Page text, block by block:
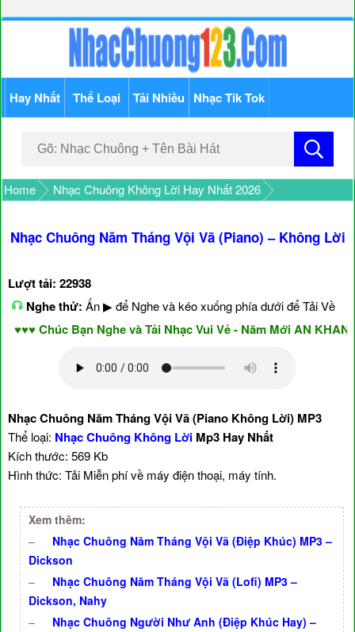
Hay Nhất Thể Loại Tải Nhiều Nhạc Tik Tok
Home Nhạc Chuông Không Lời Hay Nhất 2026
Nhạc Chuông Năm Tháng Vội Vã (Piano) – Không Lời
Lượt tải: 22938
Nghe thử: Ấn ▶ để Nghe và kéo xuống phía dưới để Tải Về
Chúc Bạn Nghe và Tải Nhạc Vui Vẻ - Năm Mới AN KHANG
Nhạc Chuông Năm Tháng Vội Vã (Piano Không Lời) MP3
Thể loại: Nhạc Chuông Không Lời Mp3 Hay Nhất
Kích thước: 569 Kb
Hình thức: Tải Miễn phí về máy điện thoại, máy tính.
Xem thêm:
–
Nhạc Chuông Năm Tháng Vội Vã (Điệp Khúc) MP3 –
Dickson
–
Nhạc Chuông Năm Tháng Vội Vã (Lofi) MP3 –
Dickson, Nahy
–
Nhạc Chuông Người Như Anh (Điệp Khúc Hay) –